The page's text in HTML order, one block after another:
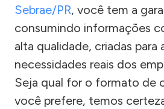
Sebrae/PR, você tem a
consumindo informações
alta qualidade, criadas para
necessidades reais dos
Seja qual for o formato de
você prefere, temos